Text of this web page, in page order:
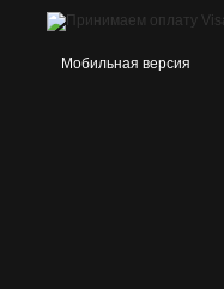
Мобильная версия